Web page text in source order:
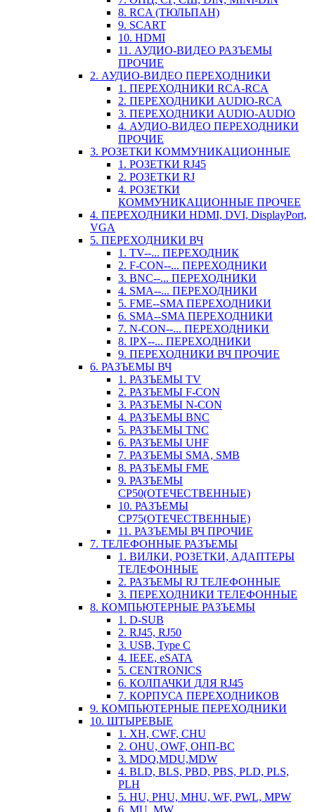
8. RCA (ТЮЛЬПАН)
9. SCART
10. HDMI
11. АУДИО-ВИДЕО РАЗЪЕМЫ
ПРОЧИЕ
2. АУДИО-ВИДЕО ПЕРЕХОДНИКИ
1. ПЕРЕХОДНИКИ RCA-RCA
2. ПЕРЕХОДНИКИ AUDIO-RCA
3. ПЕРЕХОДНИКИ AUDIO-AUDIO
4. АУДИО-ВИДЕО ПЕРЕХОДНИКИ
ПРОЧИЕ
3. РОЗЕТКИ КОММУНИКАЦИОННЫЕ
1. РОЗЕТКИ RJ45
2. РОЗЕТКИ RJ
4. РОЗЕТКИ
КОММУНИКАЦИОННЫЕ ПРОЧЕЕ
4. ПЕРЕХОДНИКИ HDMI, DVI, DisplayPort,
VGA
5. ПЕРЕХОДНИКИ ВЧ
1. TV--... ПЕРЕХОДНИК
2. F-CON--... ПЕРЕХОДНИКИ
3. BNC--... ПЕРЕХОДНИКИ
4. SMA--... ПЕРЕХОДНИКИ
5. FME--SMA ПЕРЕХОДНИКИ
6. SMA--SMA ПЕРЕХОДНИКИ
7. N-CON--... ПЕРЕХОДНИКИ
8. IPX--... ПЕРЕХОДНИКИ
9. ПЕРЕХОДНИКИ ВЧ ПРОЧИЕ
6. РАЗЪЕМЫ ВЧ
1. РАЗЪЕМЫ TV
2. РАЗЪЕМЫ F-CON
3. РАЗЪЕМЫ N-CON
4. РАЗЪЕМЫ BNC
5. РАЗЪЕМЫ TNC
6. РАЗЪЕМЫ UHF
7. РАЗЪЕМЫ SMA, SMB
8. РАЗЪЕМЫ FME
9. РАЗЪЕМЫ
СР50(ОТЕЧЕСТВЕННЫЕ)
10. РАЗЪЕМЫ
СР75(ОТЕЧЕСТВЕННЫЕ)
11. РАЗЪЕМЫ ВЧ ПРОЧИЕ
7. ТЕЛЕФОННЫЕ РАЗЪЕМЫ
1. ВИЛКИ, РОЗЕТКИ, АДАПТЕРЫ
ТЕЛЕФОННЫЕ
2. РАЗЪЕМЫ RJ ТЕЛЕФОННЫЕ
3. ПЕРЕХОДНИКИ ТЕЛЕФОННЫЕ
8. КОМПЬЮТЕРНЫЕ РАЗЪЕМЫ
1. D-SUB
2. RJ45, RJ50
3. USB, Type C
4. IEEE, eSATA
5. CENTRONICS
6. КОЛПАЧКИ ДЛЯ RJ45
7. КОРПУСА ПЕРЕХОДНИКОВ
9. КОМПЬЮТЕРНЫЕ ПЕРЕХОДНИКИ
10. ШТЫРЕВЫЕ
1. XH, CWF, CHU
2. OHU, OWF, ОНП-ВС
3. MDQ,MDU,MDW
4. BLD, BLS, PBD, PBS, PLD, PLS,
PLH
5. HU, PHU, MHU, WF, PWL, MPW
6. MU, MW